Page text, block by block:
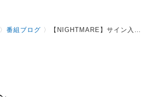
〉番組ブログ 〉 【NIGHTMARE】サイン入りステッカー当選者